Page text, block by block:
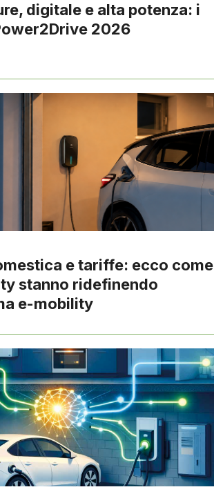
digitale e alta potenza: i
2026
e tariffe: ecco come
stanno ridefinendo
e-mobility